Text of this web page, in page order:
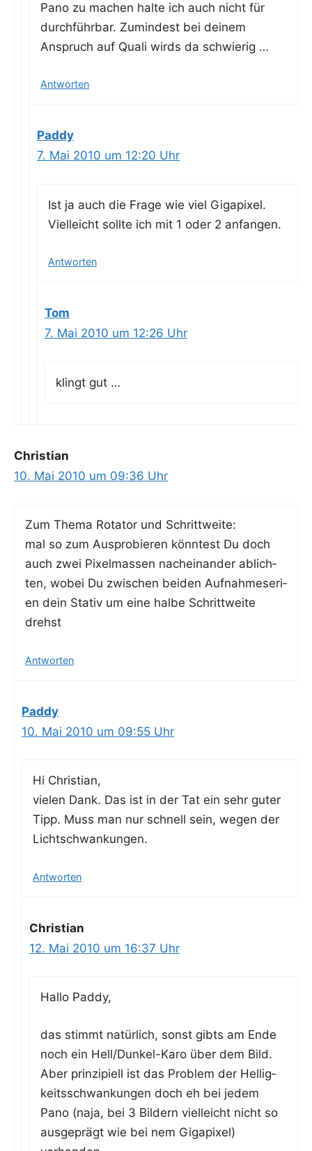
Pano zu machen hal­te ich auch nicht für
durch­führ­bar. Zumin­dest bei dei­nem
Anspruch auf Qua­li wirds da schwierig …
Antworten
Paddy
7. Mai 2010 um 12:20 Uhr
Ist ja auch die Fra­ge wie viel Giga­pi­xel.
Viel­leicht soll­te ich mit 1 oder 2 anfangen.
Antworten
Tom
7. Mai 2010 um 12:26 Uhr
klingt gut …
Christian
10. Mai 2010 um 09:36 Uhr
Zum The­ma Rota­tor und Schrittweite:
mal so zum Aus­pro­bie­ren könn­test Du doch
auch zwei Pixel­mas­sen nach­ein­an­der ablich­
ten, wobei Du zwi­schen bei­den Auf­nah­me­se­ri­
en dein Sta­tiv um eine hal­be Schritt­wei­te
drehst
Antworten
Paddy
10. Mai 2010 um 09:55 Uhr
Hi Chris­ti­an,
vie­len Dank. Das ist in der Tat ein sehr guter
Tipp. Muss man nur schnell sein, wegen der
Lichtschwankungen.
Antworten
Christian
12. Mai 2010 um 16:37 Uhr
Hal­lo Paddy,
das stimmt natür­lich, sonst gibts am Ende
noch ein Hel­l/­Dun­kel-Karo über dem Bild.
Aber prin­zi­pi­ell ist das Pro­blem der Hel­lig­
keits­schwan­kun­gen doch eh bei jedem
Pano (naja, bei 3 Bil­dern viel­leicht nicht so
aus­ge­prägt wie bei nem Giga­pi­xel)